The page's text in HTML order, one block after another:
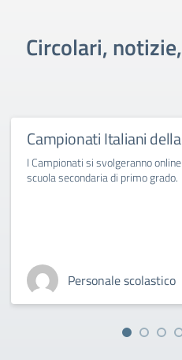
Circolari,
Campionati Italiani
I Campionati si svolgeranno
scuola secondaria di primo grado.
Personale scolastico